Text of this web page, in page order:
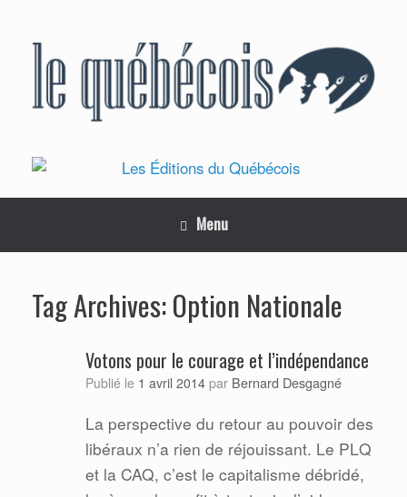
Menu
Tag Archives:Option Nationale
Votons pour le courage et l’indépendance
Publié le 1 avril 2014 par Bernard Desgagné
La perspective du retour au pouvoir des
libéraux n’a rien de réjouissant. Le PLQ
et la CAQ, c’est le capitalisme débridé,